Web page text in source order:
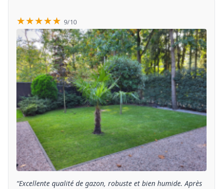
★★★★★ 9/10
“Excellente qualité de gazon, robuste et bien humide. Après